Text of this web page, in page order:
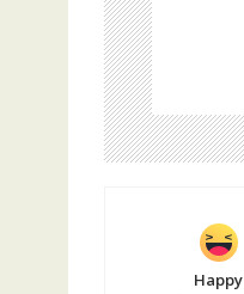
Happy